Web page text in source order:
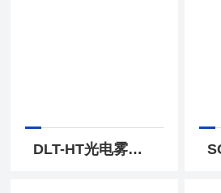
DLT-HT光电雾度仪